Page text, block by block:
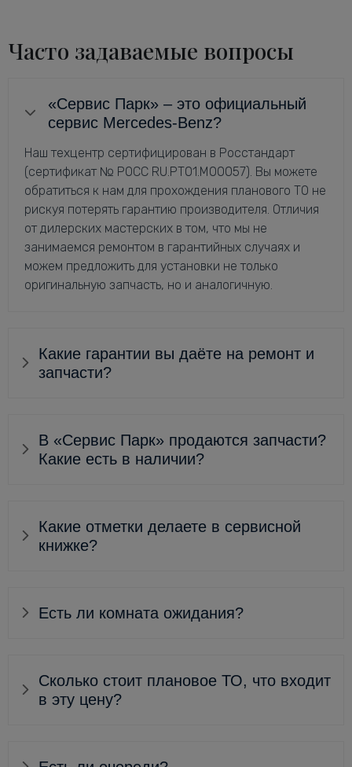
Часто задаваемые вопросы
«Сервис Парк» – это официальный
сервис Mercedes-Benz?
Наш техцентр сертифицирован в Росстандарт
(сертификат № РОСС RU.РТ01.М00057). Вы можете
обратиться к нам для прохождения планового ТО не
рискуя потерять гарантию производителя. Отличия
от дилерских мастерских в том, что мы не
занимаемся ремонтом в гарантийных случаях и
можем предложить для установки не только
оригинальную запчасть, но и аналогичную.
Какие гарантии вы даёте на ремонт и
запчасти?
В «Сервис Парк» продаются запчасти?
Какие есть в наличии?
Какие отметки делаете в сервисной
книжке?
Есть ли комната ожидания?
Сколько стоит плановое ТО, что входит
в эту цену?